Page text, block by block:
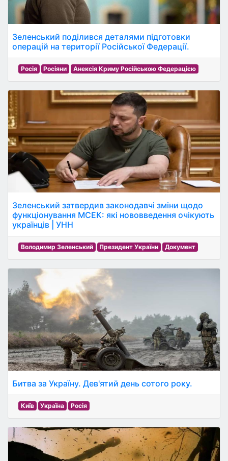
Зеленський поділився деталями підготовки
операцій на території Російської Федерації.
Росія Росіяни Анексія Криму Російською Федерацією
Зеленський затвердив законодавчі зміни щодо
функціонування МСЕК: які нововведення очікують
українців | УНН
Володимир Зеленський Президент України Документ
Битва за Україну. Дев'ятий день сотого року.
Київ Україна Росія